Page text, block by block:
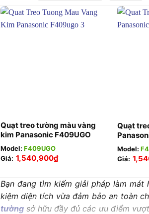
Quạt treo tường màu vàng
kim Panasonic F409UGO
Model:F409UGO
Giá: 1,540,900₫
Quạt
Model:
Giá:
Bạn đang tìm kiếm giải pháp làm
kiệm diện tích vừa đảm bảo an toàn
tườngsở hữu đầy đủ các ưu điểm